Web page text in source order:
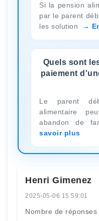
Si la pension
par le parent
les solution
Quels sont
paiement
Le parent
alimentaire
abandon de
savoir plus
Henri Gimenez
2025-05-06 15:59:01
Nombre de réponses